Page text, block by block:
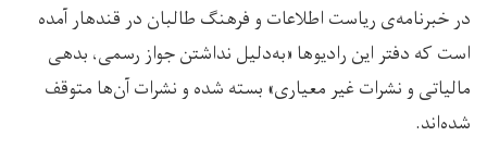
در خبرنامه‌ی ریاست اطلاعات و فرهنگ طالبان در قندهار آمده
است که دفتر این رادیو‌ها «به‌دلیل نداشتن جواز رسمی، بدهی
مالیاتی و نشرات غیر معیاری» بسته شده و نشرات آن‌ها متوقف
شد‌ه‌اند.